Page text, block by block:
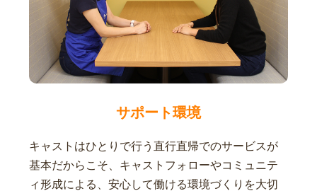
サポート環境
キャストはひとりで行う直行直帰でのサービスが
基本だからこそ、キャストフォローやコミュニテ
ィ形成による、安心して働ける環境づくりを大切